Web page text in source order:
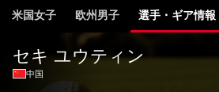
米国女子 欧州男子 選手・ギア情報
セキ ユウティン
中国